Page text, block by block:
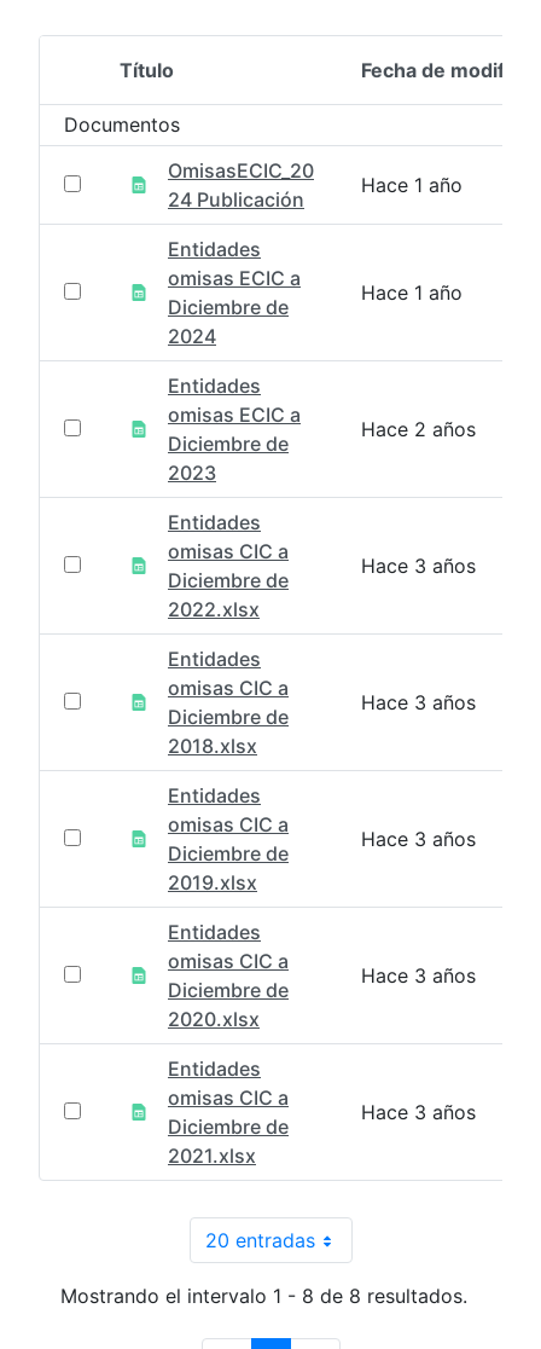
Selección del elemento
Título Fecha de
Documentos
OmisasECIC_20
24 Publicación
Hace 1 año
Entidades
omisas ECIC a
Diciembre de
2024
Hace 1 año
Entidades
omisas ECIC a
Diciembre de
2023
Hace 2 años
Entidades
omisas CIC a
Diciembre de
2022.xlsx
Hace 3 años
Entidades
omisas CIC a
Diciembre de
2018.xlsx
Hace 3 años
Entidades
omisas CIC a
Diciembre de
2019.xlsx
Hace 3 años
Entidades
omisas CIC a
Diciembre de
2020.xlsx
Hace 3 años
Entidades
omisas CIC a
Diciembre de
2021.xlsx
Hace 3 años
20 entradasPor página
Mostrando el intervalo 1 - 8 de 8 resultados.